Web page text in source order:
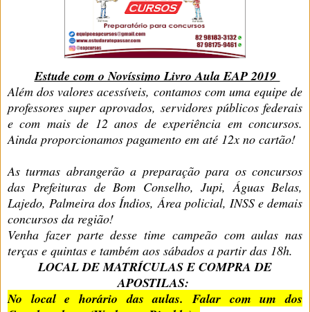
Estude com o Novíssimo Livro Aula EAP 2019
Além dos valores acessíveis, contamos com uma equipe de
professores super aprovados, servidores públicos federais
e com mais de 12 anos de experiência em concursos.
Ainda proporcionamos pagamento em até 12x no cartão!
As turmas abrangerão a preparação para os concursos
das Prefeituras de Bom Conselho, Jupi, Águas Belas,
Lajedo, Palmeira dos Índios, Área policial, INSS e demais
concursos da região!
Venha fazer parte desse time campeão com aulas nas
terças e quintas e também aos sábados a partir das 18h.
LOCAL DE MATRÍCULAS E COMPRA DE
APOSTILAS:
No local e horário das aulas. Falar com um dos